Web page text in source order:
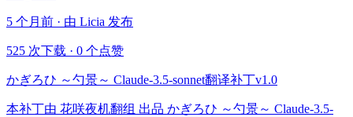
5 个月前 · 由 Licia 发布
525 次下载 · 0 个点赞
かぎろひ ～勺景～ Claude-3.5-sonnet翻译补丁v1.0
本补丁由 花咲夜机翻组 出品 かぎろひ ～勺景～ Claude-3.5-